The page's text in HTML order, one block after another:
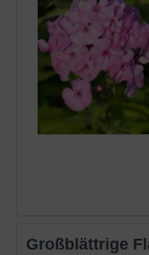
Großblättrige Flammenblume